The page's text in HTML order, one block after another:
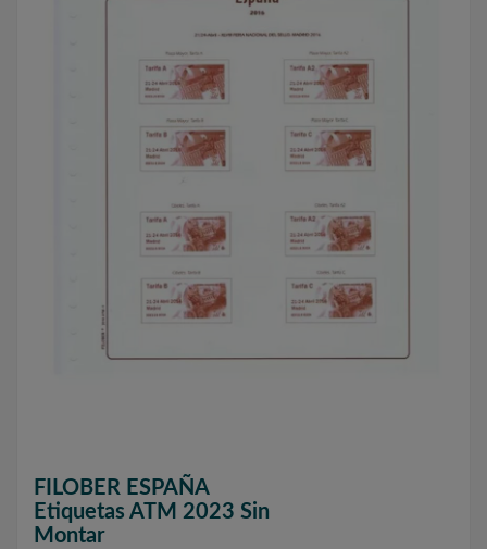
FILOBER ESPAÑA
Etiquetas ATM 2023 Sin
Montar